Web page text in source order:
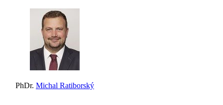
PhDr. Michal Ratiborský